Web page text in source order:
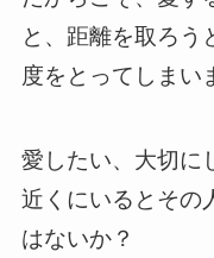
と、距離を取ろう
度をとってしまい
愛したい、大切に
近くにいるとその
はないか？